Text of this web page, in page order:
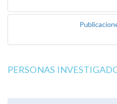
PERSONAS